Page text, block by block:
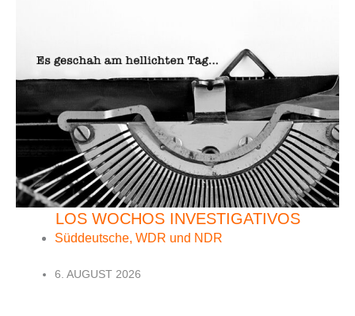
LOS WOCHOS INVESTIGATIVOS
Süddeutsche, WDR und NDR
6. AUGUST 2026